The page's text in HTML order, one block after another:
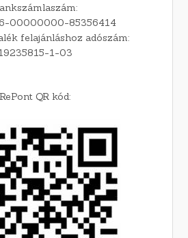
00000000-85356414
felajánláshoz adószám:
1-03
RePont QR kód: